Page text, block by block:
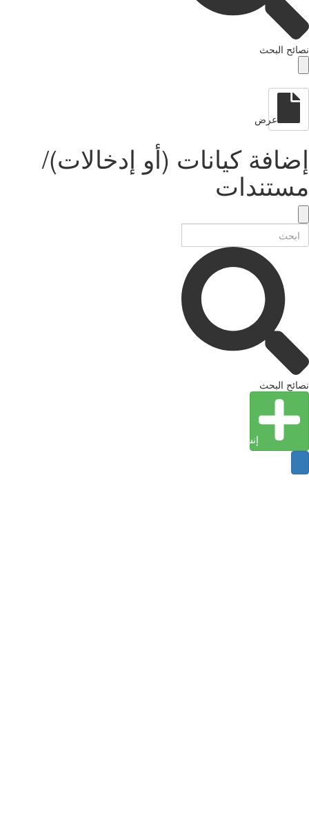
البحث
عرض
كيانات (أو إدخالات)/
البحث
إنشاء كيان